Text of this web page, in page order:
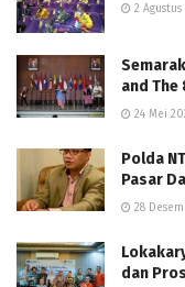
2 Agustus
and The
24 Mei
Polda
Pasar
28
dan